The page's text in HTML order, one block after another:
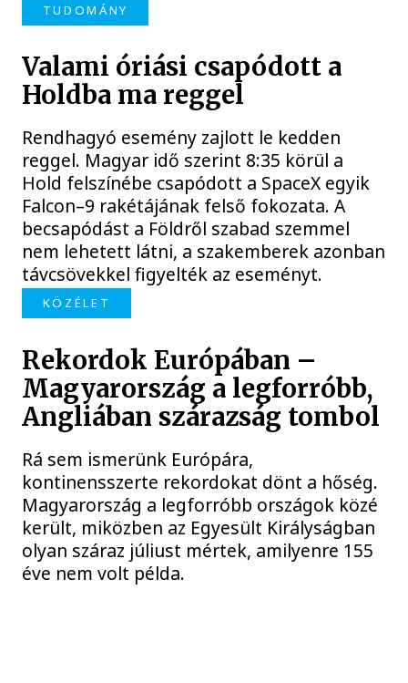
TUDOMÁNY
Valami óriási csapódott a
Holdba ma reggel
Rendhagyó esemény zajlott le kedden
reggel. Magyar idő szerint 8:35 körül a
Hold felszínébe csapódott a SpaceX egyik
Falcon–9 rakétájának felső fokozata. A
becsapódást a Földről szabad szemmel
nem lehetett látni, a szakemberek azonban
távcsövekkel figyelték az eseményt.
KÖZÉLET
Rekordok Európában –
Magyarország a legforróbb,
Angliában szárazság tombol
Rá sem ismerünk Európára,
kontinensszerte rekordokat dönt a hőség.
Magyarország a legforróbb országok közé
került, miközben az Egyesült Királyságban
olyan száraz júliust mértek, amilyenre 155
éve nem volt példa.